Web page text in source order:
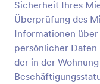
Sicherheit Ihres
Überprüfung des
Informationen
persönlicher
der in der
einbetten oder
verwenden.